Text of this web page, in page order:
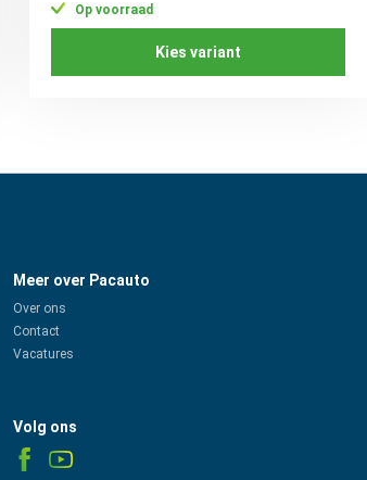
Op voorraad
Kies variant
Meer over Pacauto
Over ons
Contact
Vacatures
Volg ons